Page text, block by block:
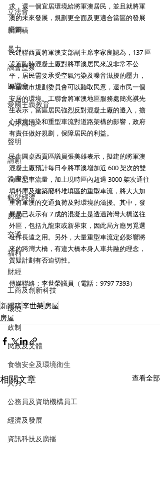
立法會
新聞稿
暴力
議會監察
區議會
愛國主義教育
人才高地
聲明
請願
漁農業
銀髮經濟
房屋
交通
福利
財經
工商及創新科技
環境
政制
民政及文體
食物安全及環境衛生
人力
公務員及資助機構員工
經濟及發展
資訊科技及廣播
求，還一個宜居環境給將軍澳居民，並且就將軍
澳的未來發展，規劃更全面及更適合當區的發展
藍圖。
民建聯西貢將軍澳支部副主席李家良認為，137 區
設置臨時混凝土廠對將軍澳居民來說非常不公
平，居民需要承受空氣污染及噪音滋擾的壓力，
希望城市規劃委員會可以聽取民意，還市民一個
安居的環境。工聯會將軍澳地區服務處簡兆祺先
生表示，當區居民強烈反對混凝土廠的遷入，擔
心環境污染和重型車流對道路架構的影響，政府
有責任做好規劃，保障居民的利益。
民生圓桌西貢區議員張美雄表示，擬建的將軍澳
混凝土廠預計每日令將軍澳增加近 600 架次的雙
向重型車流量，加上現時區內超過 3000 架次通往
填料庫及建築廢料堆填區的重型車流，將大大加
重將軍澳的交通負荷及對環境的滋擾。其中，發
展局已表示有 7 成的混凝土是透過跨灣大橋送往
外區，包括九龍東或新界東，因此局方應另覓選
址作長遠之用。另外，大量重型車流定必影響將
來的跨灣大橋，有違大橋本身人車共融的理念，
質疑計劃有否迫切性。
傳媒聯絡：李世榮議員（電話：9797 7393）
新聞稿李世榮房屋
房屋
相關文章 查看全部